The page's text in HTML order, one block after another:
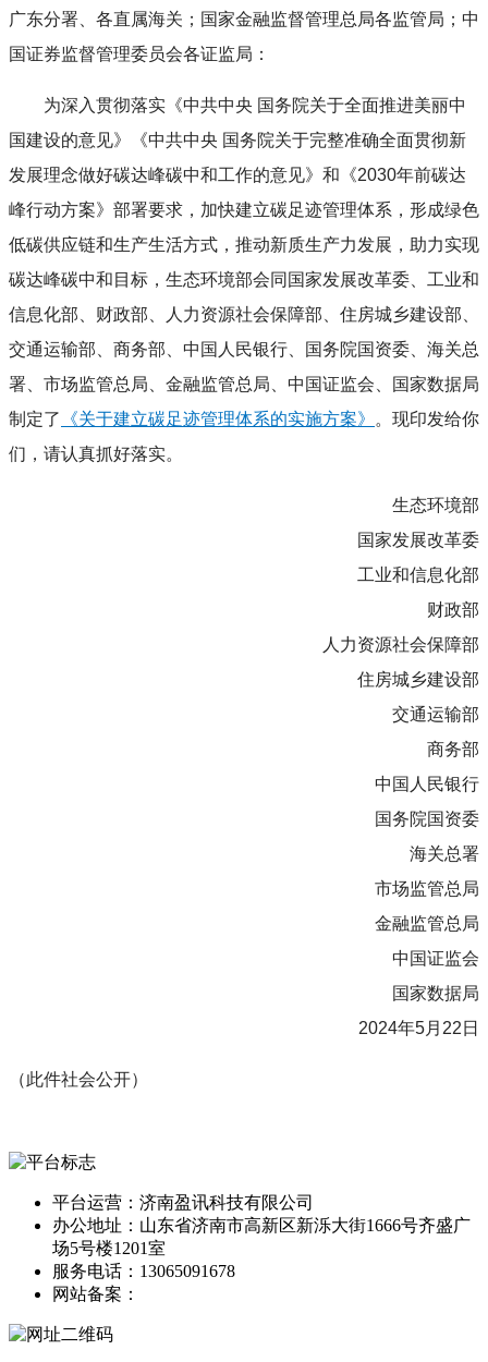
广东分署、各直属海关；国家金融监督管理总局各监管局；中
国证券监督管理委员会各证监局：
为深入贯彻落实《中共中央 国务院关于全面推进美丽中
国建设的意见》《中共中央 国务院关于完整准确全面贯彻新
发展理念做好碳达峰碳中和工作的意见》和《2030年前碳达
峰行动方案》部署要求，加快建立碳足迹管理体系，形成绿色
低碳供应链和生产生活方式，推动新质生产力发展，助力实现
碳达峰碳中和目标，生态环境部会同国家发展改革委、工业和
信息化部、财政部、人力资源社会保障部、住房城乡建设部、
交通运输部、商务部、中国人民银行、国务院国资委、海关总
署、市场监管总局、金融监管总局、中国证监会、国家数据局
制定了
《关于建立碳足迹管理体系的实施方案》
。现印发给你
们，请认真抓好落实。
生态环境部
国家发展改革委
工业和信息化部
财政部
人力资源社会保障部
住房城乡建设部
交通运输部
商务部
中国人民银行
国务院国资委
海关总署
市场监管总局
金融监管总局
中国证监会
国家数据局
2024年5月22日
（此件社会公开）
平台运营：济南盈讯科技有限公司
办公地址：山东省济南市高新区新泺大街1666号齐盛广
场5号楼1201室
服务电话：13065091678
网站备案：